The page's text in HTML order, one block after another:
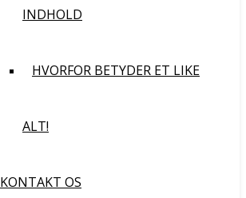
INDHOLD
HVORFOR BETYDER ET LIKE
ALT!
KONTAKT OS